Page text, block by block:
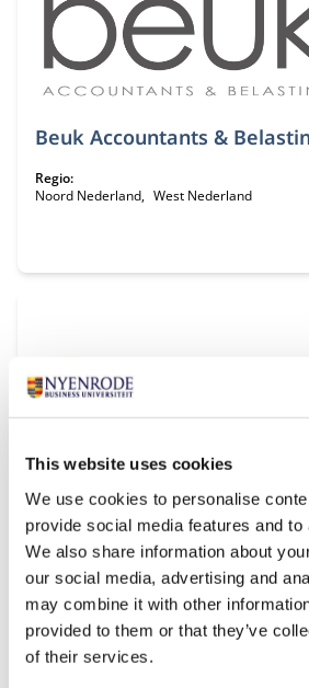
This website uses cookies
We use cookies to personalise
provide social media features and
We also share information about
our social media, advertising and
may combine it with other
provided to them or that they’ve
of their services.
Beuk Accountants &
Regio:
Noord Nederland
West Nederland
Regio: